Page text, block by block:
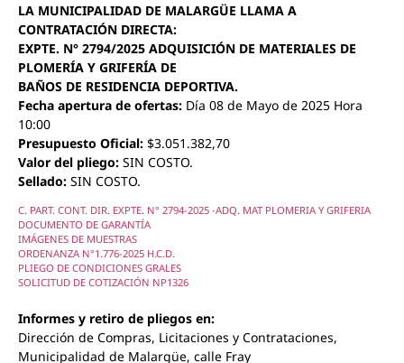
LA MUNICIPALIDAD DE MALARGÜE LLAMA A
CONTRATACIÓN DIRECTA:
EXPTE. N° 2794/2025 ADQUISICIÓN DE MATERIALES DE
PLOMERÍA Y GRIFERÍA DE
BAÑOS DE RESIDENCIA DEPORTIVA.
Fecha apertura de ofertas: Día 08 de Mayo de 2025 Hora
10:00
Presupuesto Oficial: $3.051.382,70
Valor del pliego: SIN COSTO.
Sellado: SIN COSTO.
C. PART. CONT. DIR. EXPTE. N° 2794-2025 -ADQ. MAT PLOMERIA Y GRIFERIA
DOCUMENTO DE GARANTÍA
IMÁGENES DE MUESTRAS
ORDENANZA N°1.776-2025 H.C.D.
PLIEGO DE CONDICIONES GRALES
SOLICITUD DE COTIZACIÓN NP1326
Informes y retiro de pliegos en:
Dirección de Compras, Licitaciones y Contrataciones,
Municipalidad de Malargüe, calle Fray